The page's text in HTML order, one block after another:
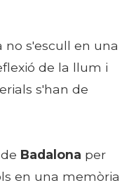
s'escull en una
de la llum i
s'han de
Badalona per
en una memòria